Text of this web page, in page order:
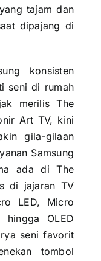
tajam dan
dipajang di
konsisten
seni di rumah
merilis The
Art TV, kini
gila-gilaan
Samsung
ada di The
di jajaran TV
LED, Micro
hingga OLED
seni favorit
tombol